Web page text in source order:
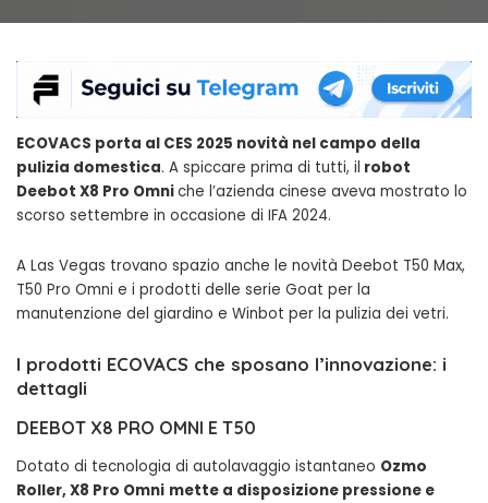
ECOVACS porta al CES 2025 novità nel campo della
pulizia domestica. A spiccare prima di tutti, il robot
Deebot X8 Pro Omniche l’azienda cinese aveva mostrato lo
scorso settembre in occasione di IFA 2024.
A Las Vegas trovano spazio anche le novità Deebot T50 Max,
T50 Pro Omni e i prodotti delle serie Goat per la
manutenzione del giardino e Winbot per la pulizia dei vetri.
I prodotti ECOVACS che sposano l’innovazione: i
dettagli
DEEBOT X8 PRO OMNI E T50
Dotato di tecnologia di autolavaggio istantaneo Ozmo
Roller, X8 Pro Omni mette a disposizione pressione e